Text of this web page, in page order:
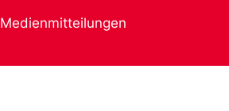
Medienmitteilungen